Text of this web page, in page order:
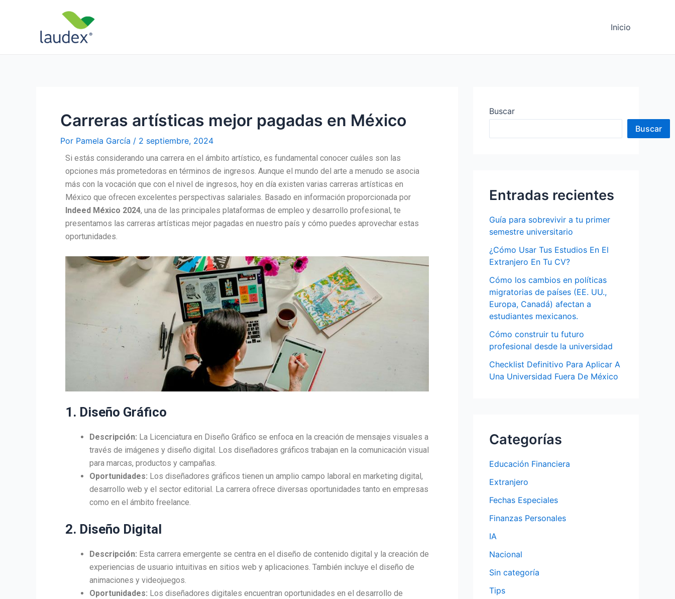
Inicio
Carreras artísticas mejor pagadas en México
Por Pamela García / 2 septiembre, 2024
Si estás considerando una carrera en el ámbito artístico, es fundamental conocer cuáles son las
opciones más prometedoras en términos de ingresos. Aunque el mundo del arte a menudo se asocia
más con la vocación que con el nivel de ingresos, hoy en día existen varias carreras artísticas en
México que ofrecen excelentes perspectivas salariales. Basado en información proporcionada por
Indeed México 2024, una de las principales plataformas de empleo y desarrollo profesional, te
presentamos las carreras artísticas mejor pagadas en nuestro país y cómo puedes aprovechar estas
oportunidades.
1. Diseño Gráfico
Descripción: La Licenciatura en Diseño Gráfico se enfoca en la creación de mensajes visuales a
través de imágenes y diseño digital. Los diseñadores gráficos trabajan en la comunicación visual
para marcas, productos y campañas.
Oportunidades: Los diseñadores gráficos tienen un amplio campo laboral en marketing digital,
desarrollo web y el sector editorial. La carrera ofrece diversas oportunidades tanto en empresas
como en el ámbito freelance.
2. Diseño Digital
Descripción: Esta carrera emergente se centra en el diseño de contenido digital y la creación de
experiencias de usuario intuitivas en sitios web y aplicaciones. También incluye el diseño de
animaciones y videojuegos.
Oportunidades: Los diseñadores digitales encuentran oportunidades en el desarrollo de
entradas
Buscar
Buscar
Entradas recientes
Guía para sobrevivir a tu primer
semestre universitario
¿Cómo Usar Tus Estudios En El
Extranjero En Tu CV?
Cómo los cambios en políticas
migratorias de países (EE. UU.,
Europa, Canadá) afectan a
estudiantes mexicanos.
Cómo construir tu futuro
profesional desde la universidad
Checklist Definitivo Para Aplicar A
Una Universidad Fuera De México
Categorías
Educación Financiera
Extranjero
Fechas Especiales
Finanzas Personales
IA
Nacional
Sin categoría
Tips